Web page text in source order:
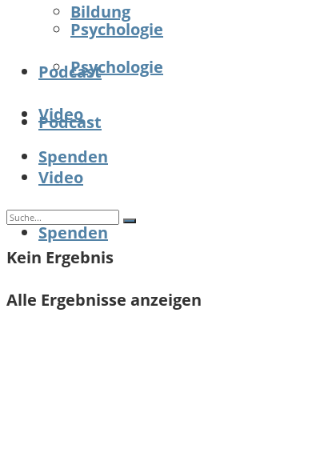
Bildung
Psychologie
Podcast
Video
Spenden
Psychologie
Podcast
Video
Spenden
Kein Ergebnis
Alle Ergebnisse anzeigen